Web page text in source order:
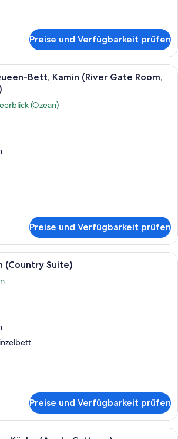
Preise und Verfügbarkeit prüfen
Ein Wohnzimmer mit Kamin, einem
Bett, Kamin (River Gate Room,
(Ozean)
Preise und Verfügbarkeit prüfen
Ein Schlafzimmer mit einem großen
(Country Suite)
Preise und Verfügbarkeit prüfen
Ein gemütliches Zimmer mit einer